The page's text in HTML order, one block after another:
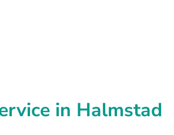
in Halmstad